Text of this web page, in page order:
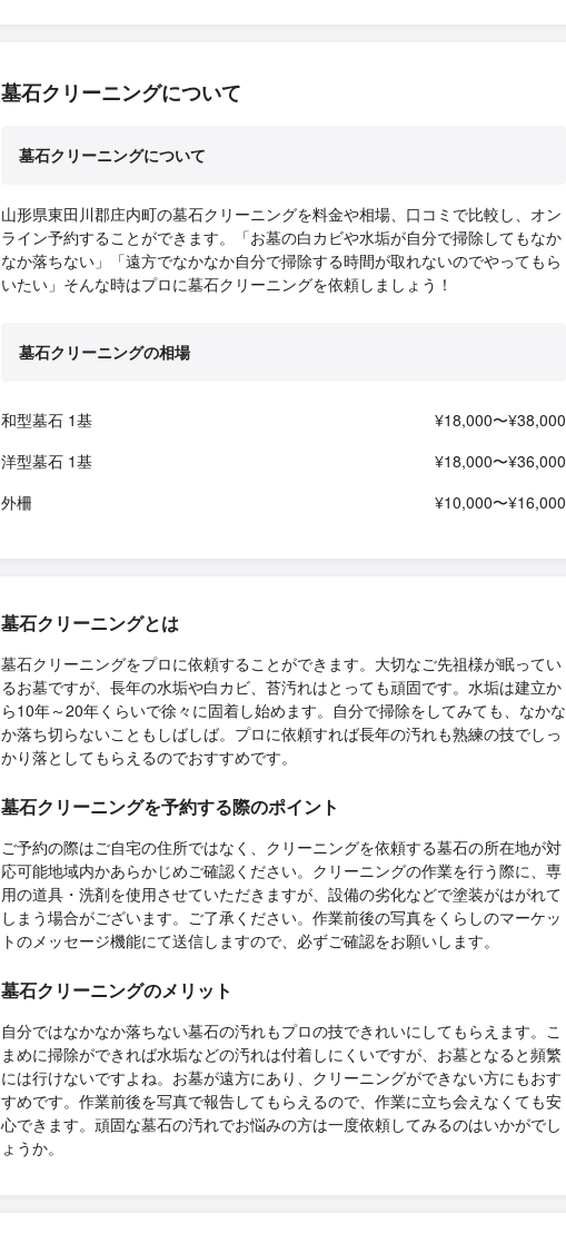
墓石クリーニングについて
墓石クリーニングについて
山形県東田川郡庄内町の墓石クリーニングを料金や相場、口コミで比較し、オン
ライン予約することができます。「お墓の白カビや水垢が自分で掃除してもなか
なか落ちない」「遠方でなかなか自分で掃除する時間が取れないのでやってもら
いたい」そんな時はプロに墓石クリーニングを依頼しましょう！
墓石クリーニングの相場
和型墓石 1基
¥18,000〜¥38,000
洋型墓石 1基
¥18,000〜¥36,000
外柵
¥10,000〜¥16,000
墓石クリーニングとは
墓石クリーニングをプロに依頼することができます。大切なご先祖様が眠ってい
るお墓ですが、長年の水垢や白カビ、苔汚れはとっても頑固です。水垢は建立か
ら10年～20年くらいで徐々に固着し始めます。自分で掃除をしてみても、なかな
か落ち切らないこともしばしば。プロに依頼すれば長年の汚れも熟練の技でしっ
かり落としてもらえるのでおすすめです。
墓石クリーニングを予約する際のポイント
ご予約の際はご自宅の住所ではなく、クリーニングを依頼する墓石の所在地が対
応可能地域内かあらかじめご確認ください。クリーニングの作業を行う際に、専
用の道具・洗剤を使用させていただきますが、設備の劣化などで塗装がはがれて
しまう場合がございます。ご了承ください。作業前後の写真をくらしのマーケッ
トのメッセージ機能にて送信しますので、必ずご確認をお願いします。
墓石クリーニングのメリット
自分ではなかなか落ちない墓石の汚れもプロの技できれいにしてもらえます。こ
まめに掃除ができれば水垢などの汚れは付着しにくいですが、お墓となると頻繁
には行けないですよね。お墓が遠方にあり、クリーニングができない方にもおす
すめです。作業前後を写真で報告してもらえるので、作業に立ち会えなくても安
心できます。頑固な墓石の汚れでお悩みの方は一度依頼してみるのはいかがでし
ょうか。